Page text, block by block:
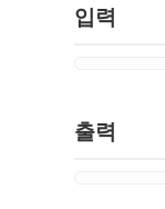
입력
출력